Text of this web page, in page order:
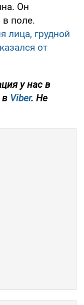
Он
в поле.
лица, грудной
от
у нас в
в Viber. Не